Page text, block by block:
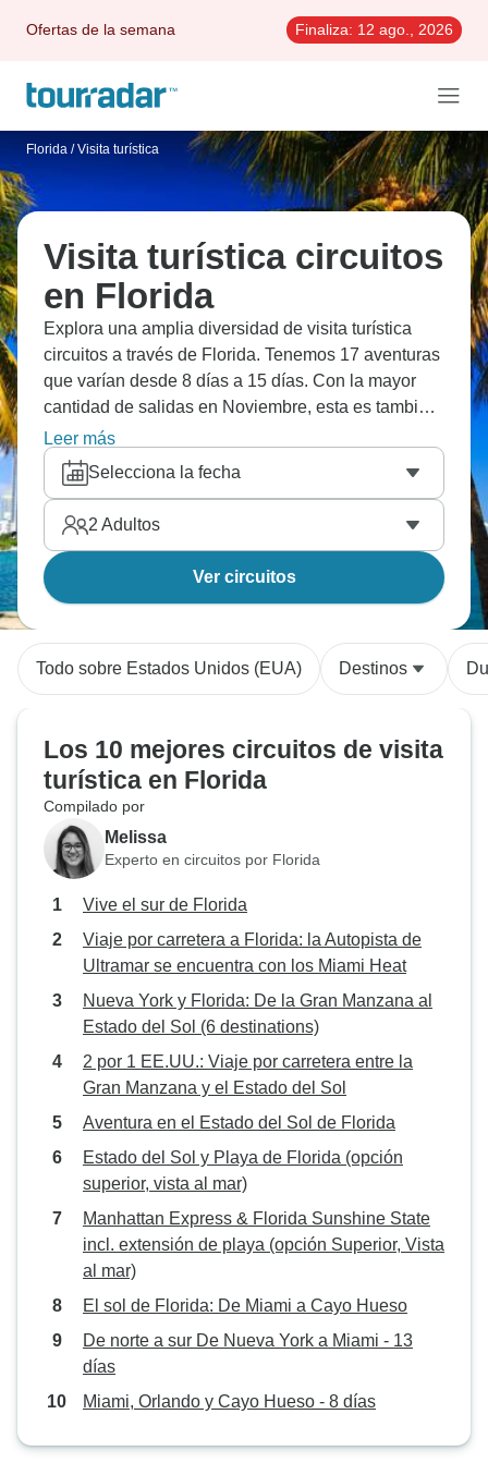
Ofertas de la semana Finaliza: 12 ago., 2026
Florida / Visita turística
Visita turística circuitos
en Florida
Explora una amplia diversidad de visita turística
circuitos a través de Florida. Tenemos 17 aventuras
que varían desde 8 días a 15 días. Con la mayor
cantidad de salidas en Noviembre, esta es también
la época más popular del año.
Leer más
Selecciona la fecha
2 Adultos
Ver circuitos
Todo sobre Estados Unidos (EUA) Destinos
Los 10 mejores circuitos de visita
turística en Florida
Compilado por
Melissa
Experto en circuitos por Florida
Vive el sur de Florida
Viaje por carretera a Florida: la Autopista de
Ultramar se encuentra con los Miami Heat
Nueva York y Florida: De la Gran Manzana al
Estado del Sol (6 destinations)
2 por 1 EE.UU.: Viaje por carretera entre la
Gran Manzana y el Estado del Sol
Aventura en el Estado del Sol de Florida
Estado del Sol y Playa de Florida (opción
superior, vista al mar)
Manhattan Express & Florida Sunshine State
incl. extensión de playa (opción Superior, Vista
al mar)
El sol de Florida: De Miami a Cayo Hueso
De norte a sur De Nueva York a Miami - 13
días
Miami, Orlando y Cayo Hueso - 8 días